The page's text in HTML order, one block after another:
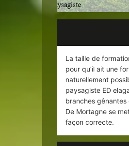
La taille de
pour qu’il ait une
naturellement
paysagiste ED
branches
De Mortagne se
façon correcte.